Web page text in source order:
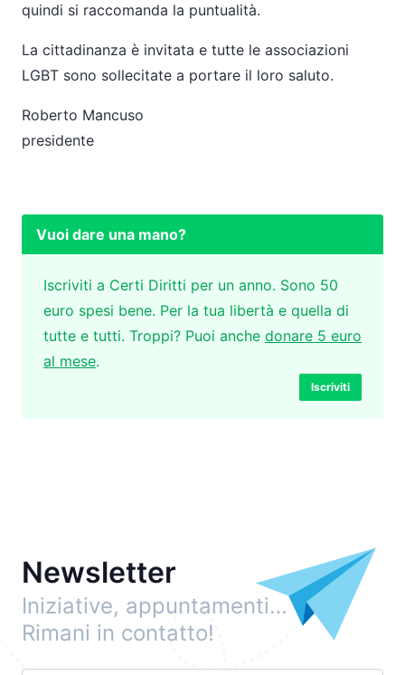
quindi si raccomanda la puntualità.
La cittadinanza è invitata e tutte le associazioni
LGBT sono sollecitate a portare il loro saluto.
Roberto Mancuso
presidente
Vuoi dare una mano?
Iscriviti a Certi Diritti per un anno. Sono 50
euro spesi bene. Per la tua libertà e quella di
tutte e tutti. Troppi? Puoi anche donare 5 euro
al mese.
Iscriviti
Newsletter
Iniziative, appuntamenti…
Rimani in contatto!